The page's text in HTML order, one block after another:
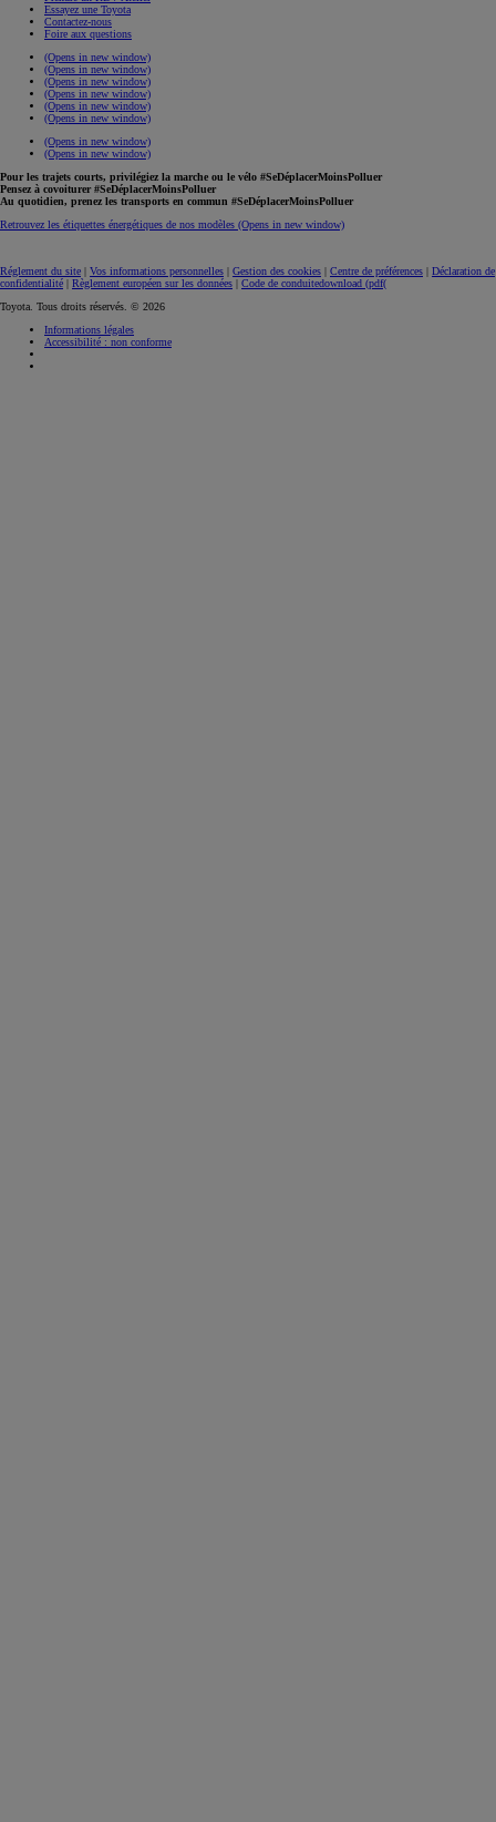
Essayez une Toyota
Contactez-nous
Foire aux questions
(Opens in new window)
(Opens in new window)
(Opens in new window)
(Opens in new window)
(Opens in new window)
(Opens in new window)
(Opens in new window)
(Opens in new window)
Pour les trajets courts, privilégiez la marche ou le vélo #SeDéplacerMoinsPolluer
Pensez à covoiturer #SeDéplacerMoinsPolluer
Au quotidien, prenez les transports en commun #SeDéplacerMoinsPolluer
Retrouvez les étiquettes énergétiques de nos modèles (Opens in new window)
Réglement du site | Vos informations personnelles | Gestion des cookies | Centre de préférences | Déclaration de
confidentialité | Règlement européen sur les données | Code de conduitedownload (pdf(
Toyota. Tous droits réservés. © 2026
Informations légales
Accessibilité : non conforme